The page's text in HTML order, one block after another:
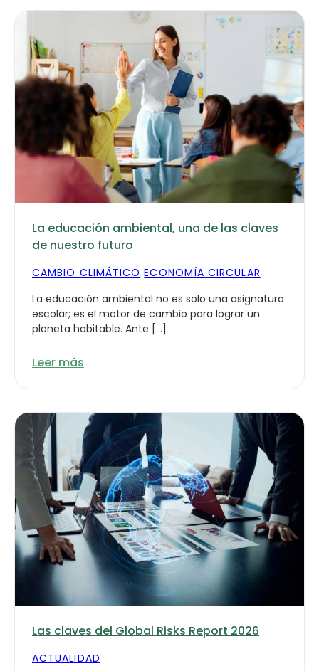
La educación ambiental, una de las claves
de nuestro futuro
CAMBIO CLIMÁTICO ECONOMÍA CIRCULAR
La educación ambiental no es solo una asignatura
escolar; es el motor de cambio para lograr un
planeta habitable. Ante […]
Leer más
Las claves del Global Risks Report 2026
ACTUALIDAD